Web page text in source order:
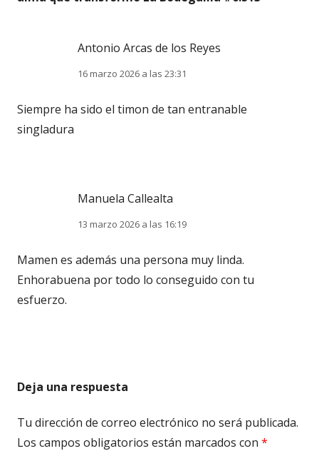
Antonio Arcas de los Reyes
16 marzo 2026 a las 23:31
Siempre ha sido el timon de tan entranable
singladura
Manuela Callealta
13 marzo 2026 a las 16:19
Mamen es además una persona muy linda.
Enhorabuena por todo lo conseguido con tu
esfuerzo.
Deja una respuesta
Tu dirección de correo electrónico no será publicada.
Los campos obligatorios están marcados con *